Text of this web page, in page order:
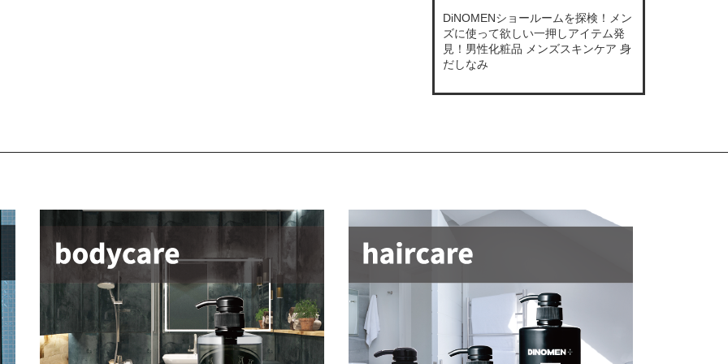
DiNOMENショールームを探検！メン
ズに使って欲しい一押しアイテム発
見！男性化粧品 メンズスキンケア 身
だしなみ